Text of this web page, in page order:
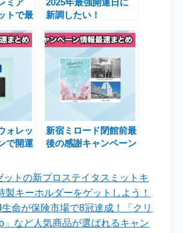
トで最
新調したい！
大人向けウォレットコ
レクション
ォレッ
で開運
新宿ミロード閉館前最
後の感謝キャンペーン
ットの新プロステイタスミットキ
製キーホルダーをゲットしよう！
命が保険市場で8冠達成！「クリ
」など人気商品が選ばれるキャン